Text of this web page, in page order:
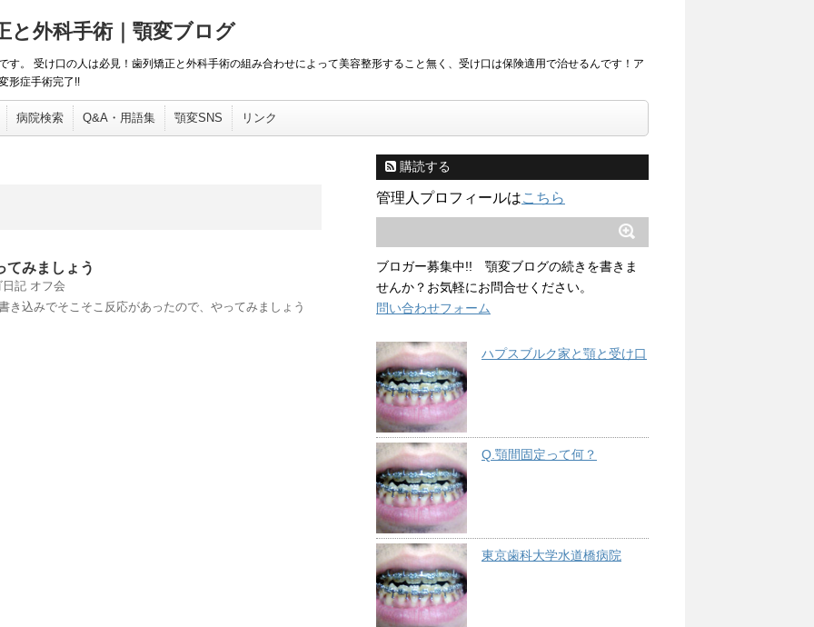
と外科手術｜顎変ブログ
す。 受け口の人は必見！歯列矯正と外科手術の組み合わせによって美容整形すること無く、受け口は保険適用で治せるんです！ア
形症手術完了!!
病院検索 Q&A・用語集 顎変SNS リンク
てみましょう
日記 オフ会
き込みでそこそこ反応があったので、やってみましょう
購読する
管理人プロフィールはこちら
ブロガー募集中!! 顎変ブログの続きを書きま
せんか？お気軽にお問合せください。
問い合わせフォーム
ハプスブルク家と顎と受け口
Q.顎間固定って何？
東京歯科大学水道橋病院